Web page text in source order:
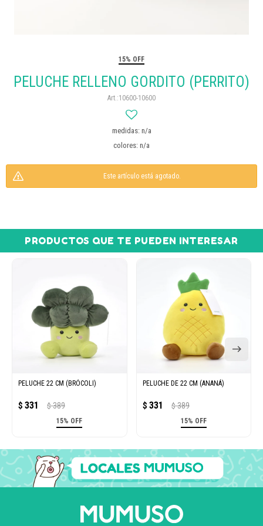
15% OFF
PELUCHE RELLENO GORDITO (PERRITO)
10600-10600
medidas: n/a
colores: n/a
Este artículo está agotado.
PRODUCTOS QUE TE PUEDEN INTERESAR
PELUCHE 22 CM (BRÓCOLI)
$ 331 $ 389
15% OFF
PELUCHE DE 22 CM (ANANÁ)
$ 331 $ 389
15% OFF